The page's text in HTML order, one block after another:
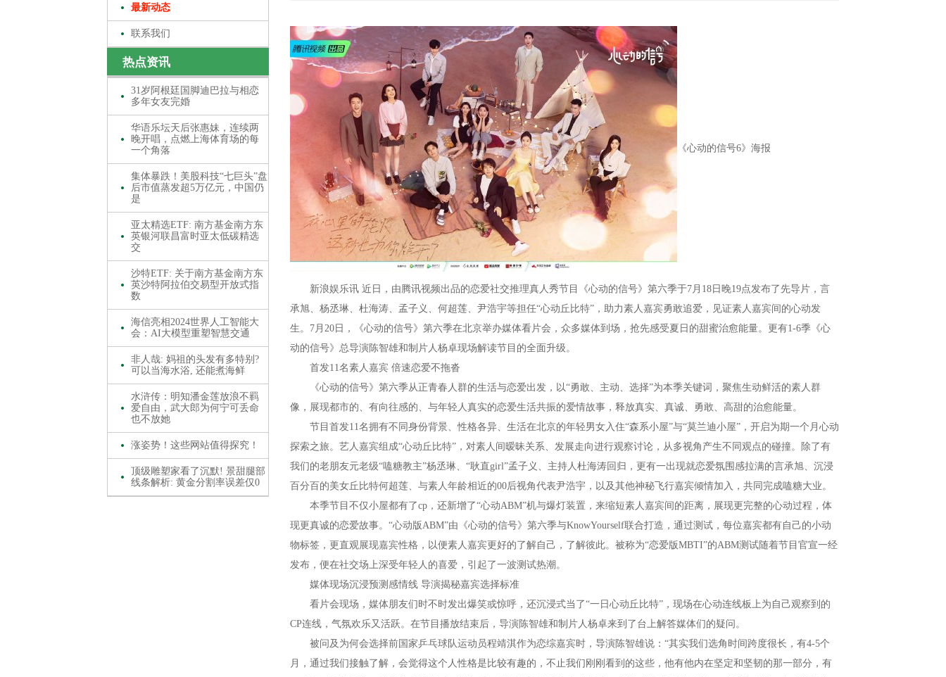
最新动态
联系我们
热点资讯
31岁阿根廷国脚迪巴拉与相恋
多年女友完婚
华语乐坛天后张惠妹，连续两
晚开唱，点燃上海体育场的每
一个角落
集体暴跌！美股科技“七巨头”盘
后市值蒸发超5万亿元，中国仍
是
亚太精选ETF: 南方基金南方东
英银河联昌富时亚太低碳精选
交
沙特ETF: 关于南方基金南方东
英沙特阿拉伯交易型开放式指
数
海信亮相2024世界人工智能大
会：AI大模型重塑智慧交通
非人哉: 妈祖的头发有多特别?
可以当海水浴, 还能煮海鲜
水浒传：明知潘金莲放浪不羁
爱自由，武大郎为何宁可丢命
也不放她
涨姿势！这些网站值得探究！
顶级雕塑家看了沉默! 景甜腿部
线条解析: 黄金分割率误差仅0
《心动的信号6》海报
新浪娱乐讯 近日，由腾讯视频出品的恋爱社交推理真人秀节目《心动的信号》第六季于7月18日晚19点发布了先导片，言
承旭、杨丞琳、杜海涛、孟子义、何超莲、尹浩宇等担任“心动丘比特”，助力素人嘉宾勇敢追爱，见证素人嘉宾间的心动发
生。7月20日，《心动的信号》第六季在北京举办媒体看片会，众多媒体到场，抢先感受夏日的甜蜜治愈能量。更有1-6季《心
动的信号》总导演陈智雄和制片人杨卓现场解读节目的全面升级。
首发11名素人嘉宾 倍速恋爱不拖沓
《心动的信号》第六季从正青春人群的生活与恋爱出发，以“勇敢、主动、选择”为本季关键词，聚焦生动鲜活的素人群
像，展现都市的、有向往感的、与年轻人真实的恋爱生活共振的爱情故事，释放真实、真诚、勇敢、高甜的治愈能量。
节目首发11名拥有不同身份背景、性格各异、生活在北京的年轻男女入住“森系小屋”与“莫兰迪小屋”，开启为期一个月心动
探索之旅。艺人嘉宾组成“心动丘比特”，对素人间暧昧关系、发展走向进行观察讨论，从多视角产生不同观点的碰撞。除了有
我们的老朋友元老级“嗑糖教主”杨丞琳、“耿直girl”孟子义、主持人杜海涛回归，更有一出现就恋爱氛围感拉满的言承旭、沉浸
百分百的美女丘比特何超莲、与素人年龄相近的00后视角代表尹浩宇，以及其他神秘飞行嘉宾倾情加入，共同完成嗑糖大业。
本季节目不仅小屋都有了cp，还新增了“心动ABM”机与爆灯装置，来缩短素人嘉宾间的距离，展现更完整的心动过程，体
现更真诚的恋爱故事。“心动版ABM”由《心动的信号》第六季与KnowYourself联合打造，通过测试，每位嘉宾都有自己的小动
物标签，更直观展现嘉宾性格，以便素人嘉宾更好的了解自己，了解彼此。被称为“恋爱版MBTI”的ABM测试随着节目官宣一经
发布，便在社交场上深受年轻人的喜爱，引起了一波测试热潮。
媒体现场沉浸预测感情线 导演揭秘嘉宾选择标准
看片会现场，媒体朋友们时不时发出爆笑或惊呼，还沉浸式当了“一日心动丘比特”，现场在心动连线板上为自己观察到的
CP连线，气氛欢乐又活跃。在节目播放结束后，导演陈智雄和制片人杨卓来到了台上解答媒体们的疑问。
被问及为何会选择前国家乒乓球队运动员程靖淇作为恋综嘉宾时，导演陈智雄说：“其实我们选角时间跨度很长，有4-5个
月，通过我们接触了解，会觉得这个人性格是比较有趣的，不止我们刚刚看到的这些，他有他内在坚定和坚韧的那一部分，有